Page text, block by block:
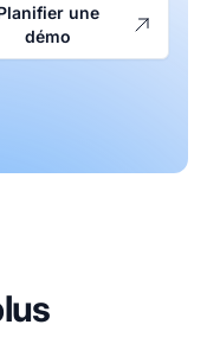
une
démo